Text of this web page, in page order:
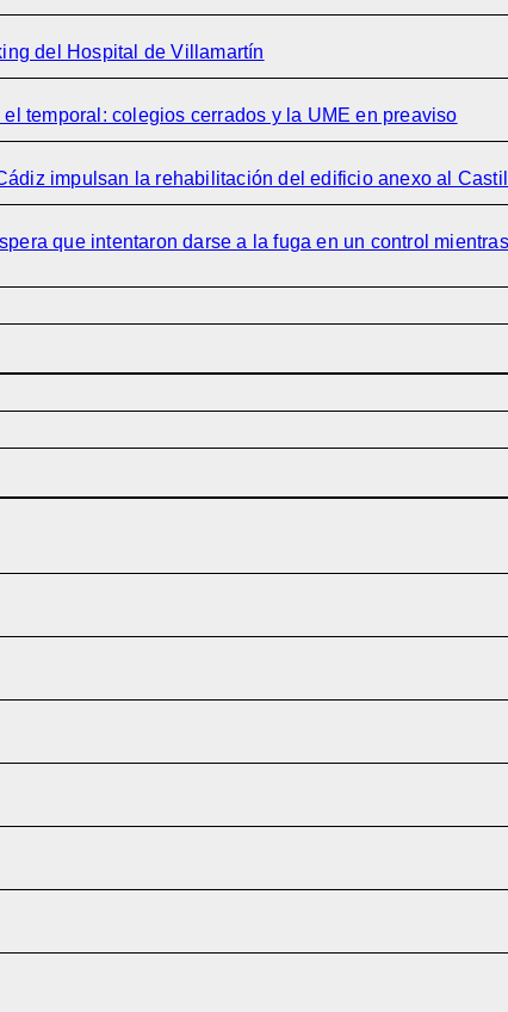
del Hospital de Villamartín
temporal: colegios cerrados y la UME en preaviso
impulsan la rehabilitación del edificio anexo al
que intentaron darse a la fuga en un control